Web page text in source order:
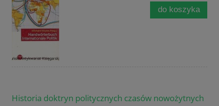
do koszyka
Historia doktryn politycznych czasów nowożytnych